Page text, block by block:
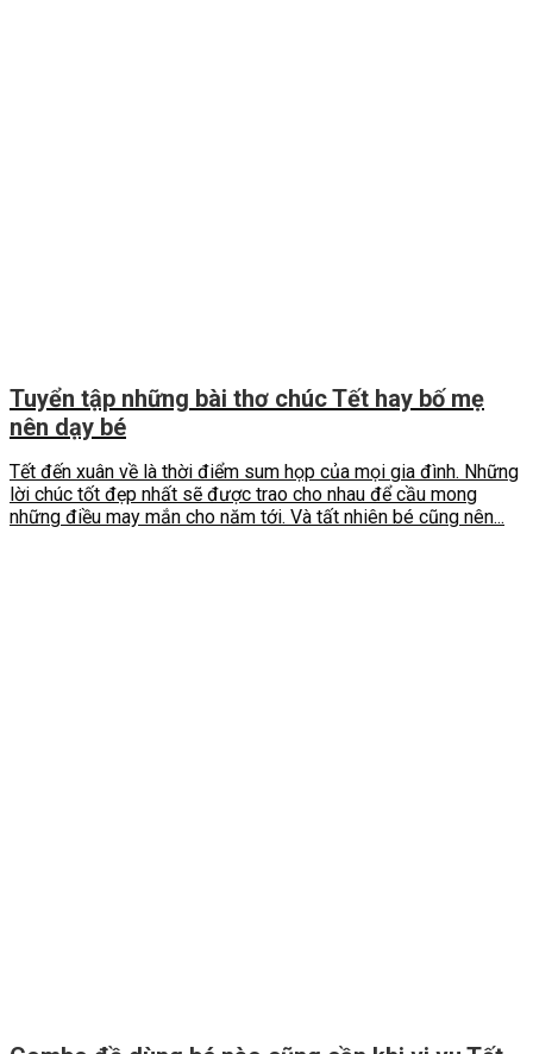
Tuyển tập những bài thơ chúc Tết hay bố mẹ
nên dạy bé
Tết đến xuân về là thời điểm sum họp của mọi gia đình. Những
lời chúc tốt đẹp nhất sẽ được trao cho nhau để cầu mong
những điều may mắn cho năm tới. Và tất nhiên bé cũng nên...